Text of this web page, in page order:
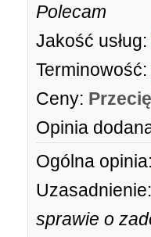
Polecam
Jakość usług:
Terminowość:
Ceny:
Opinia
Ogólna opinia:
Uzasadnienie:
sprawie o